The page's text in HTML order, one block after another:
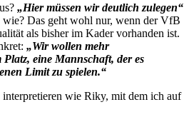
„Hier müssen wir deutlich zulegen“
Das geht wohl nur, wenn der VfB
als bisher im Kader vorhanden ist.
„Wir wollen mehr
eine Mannschaft, der es
Limit zu spielen.“
interpretieren wie Riky, mit dem ich auf